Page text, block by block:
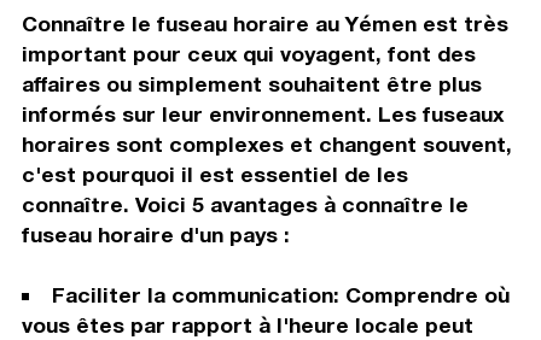
Connaître le fuseau horaire au Yémen est très
important pour ceux qui voyagent, font des
affaires ou simplement souhaitent être plus
informés sur leur environnement. Les fuseaux
horaires sont complexes et changent souvent,
c'est pourquoi il est essentiel de les
connaître. Voici 5 avantages à connaître le
fuseau horaire d'un pays :
Faciliter la communication: Comprendre où
vous êtes par rapport à l'heure locale peut